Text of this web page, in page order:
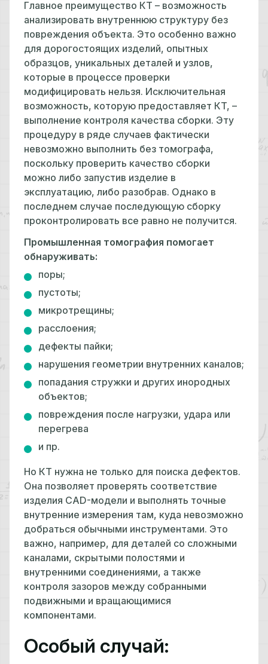
Главное преимущество КТ – возможность
анализировать внутреннюю структуру без
повреждения объекта. Это особенно важно
для дорогостоящих изделий, опытных
образцов, уникальных деталей и узлов,
которые в процессе проверки
модифицировать нельзя. Исключительная
возможность, которую предоставляет КТ, –
выполнение контроля качества сборки. Эту
процедуру в ряде случаев фактически
невозможно выполнить без томографа,
поскольку проверить качество сборки
можно либо запустив изделие в
эксплуатацию, либо разобрав. Однако в
последнем случае последующую сборку
проконтролировать все равно не получится.
Промышленная томография помогает
обнаруживать:
поры;
пустоты;
микротрещины;
расслоения;
дефекты пайки;
нарушения геометрии внутренних каналов;
попадания стружки и других инородных
объектов;
повреждения после нагрузки, удара или
перегрева
и пр.
Но КТ нужна не только для поиска дефектов.
Она позволяет проверять соответствие
изделия CAD-модели и выполнять точные
внутренние измерения там, куда невозможно
добраться обычными инструментами. Это
важно, например, для деталей со сложными
каналами, скрытыми полостями и
внутренними соединениями, а также
контроля зазоров между собранными
подвижными и вращающимися
компонентами.
Особый случай: